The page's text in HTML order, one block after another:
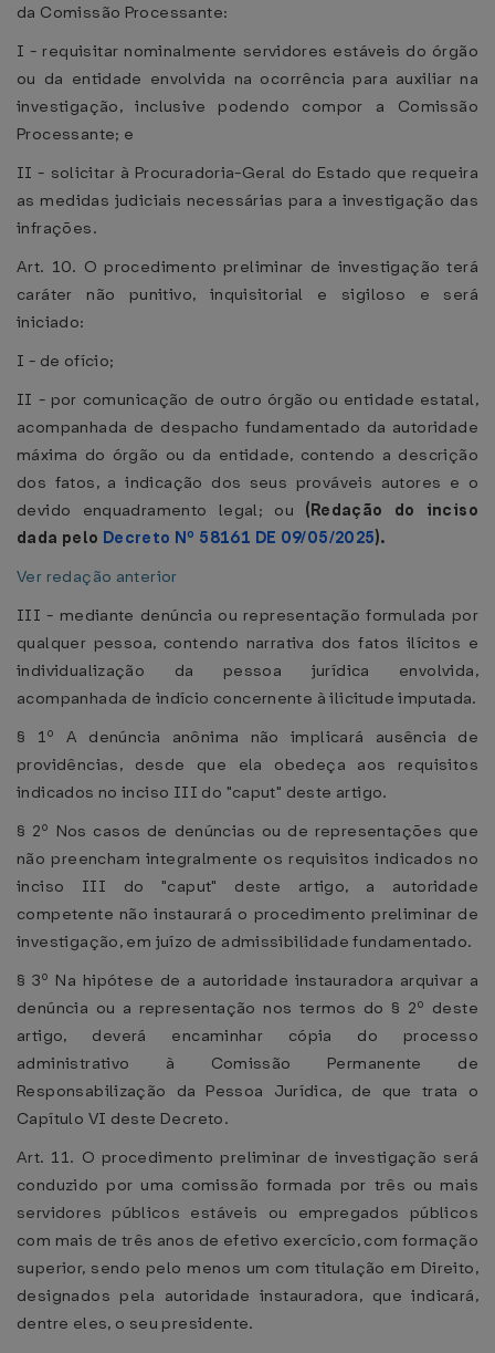
da Comissão Processante:
I - requisitar nominalmente servidores estáveis do órgão
ou da entidade envolvida na ocorrência para auxiliar na
investigação, inclusive podendo compor a Comissão
Processante; e
II - solicitar à Procuradoria-Geral do Estado que requeira
as medidas judiciais necessárias para a investigação das
infrações.
Art. 10. O procedimento preliminar de investigação terá
caráter não punitivo, inquisitorial e sigiloso e será
iniciado:
I - de ofício;
II - por comunicação de outro órgão ou entidade estatal,
acompanhada de despacho fundamentado da autoridade
máxima do órgão ou da entidade, contendo a descrição
dos fatos, a indicação dos seus prováveis autores e o
devido enquadramento legal; ou (Redação do inciso
dada pelo Decreto Nº 58161 DE 09/05/2025).
Ver redação anterior
III - mediante denúncia ou representação formulada por
qualquer pessoa, contendo narrativa dos fatos ilícitos e
individualização da pessoa jurídica envolvida,
acompanhada de indício concernente à ilicitude imputada.
§ 1º A denúncia anônima não implicará ausência de
providências, desde que ela obedeça aos requisitos
indicados no inciso III do "caput" deste artigo.
§ 2º Nos casos de denúncias ou de representações que
não preencham integralmente os requisitos indicados no
inciso III do "caput" deste artigo, a autoridade
competente não instaurará o procedimento preliminar de
investigação, em juízo de admissibilidade fundamentado.
§ 3º Na hipótese de a autoridade instauradora arquivar a
denúncia ou a representação nos termos do § 2º deste
artigo, deverá encaminhar cópia do processo
administrativo à Comissão Permanente de
Responsabilização da Pessoa Jurídica, de que trata o
Capítulo VI deste Decreto.
Art. 11. O procedimento preliminar de investigação será
conduzido por uma comissão formada por três ou mais
servidores públicos estáveis ou empregados públicos
com mais de três anos de efetivo exercício, com formação
superior, sendo pelo menos um com titulação em Direito,
designados pela autoridade instauradora, que indicará,
dentre eles, o seu presidente.